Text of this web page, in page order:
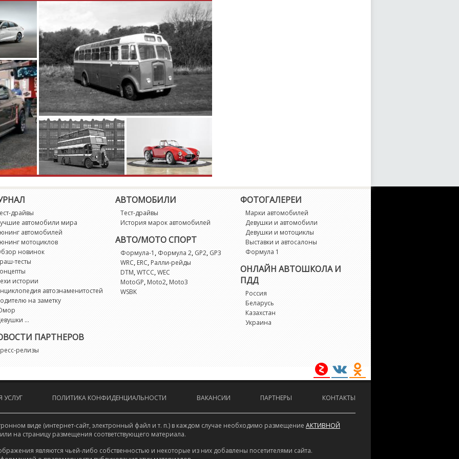
Hilux Surf
Land Cruiser Prado
драйвы
автомобили мира
автомобилей
мотоциклов
новинок
тесты
истории
автознаменитостей
на заметку
...
ПАРТНЕРОВ
релизы
АВТОМОБИЛИ
Тест-драйвы
История марок автомобилей
АВТО/МОТО СПОРТ
Формула-1 , Формула 2, GP2, GP3
WRC,ERC,Ралли-рейды
DTM,WTCC,WEC
MotoGP,Moto2,Moto3
WSBK
ФОТОГАЛЕРЕИ
Марки автомобилей
Девушки и автомобили
Девушки и мотоциклы
Выставки и автосалоны
Формула 1
ОНЛАЙН АВТОШКОЛА И
ПДД
Россия
Беларусь
Казахстан
Украина
УСЛУГ ПОЛИТИКА КОНФИДЕНЦИАЛЬНОСТИ ВАКАНСИИ ПАРТНЕРЫ КОНТАКТЫ
виде (интернет-сайт, электронный файл и т. п.) в каждом случае необходимо размещение АКТИВНОЙ
на страницу размещения соответствующего материала.
являются чьей-либо собственностью и некоторые из них добавлены посетителями сайта.